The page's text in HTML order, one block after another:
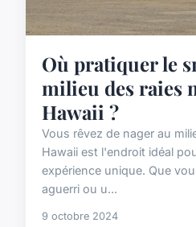
Où pratiquer le
milieu des raies
Hawaii ?
Vous rêvez de nager au
Hawaii est l'endroit idéal
expérience unique. Que
aguerri ou u...
9 octobre 2024